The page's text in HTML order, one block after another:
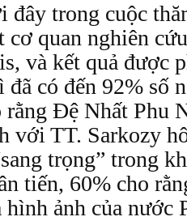
đây trong cuộc
cơ quan nghiên
và kết quả được
đã có đến 92% số
rằng Đệ Nhất Phu
với TT. Sarkozy
trọng” trong
tiến, 60% cho
hình ảnh của nước